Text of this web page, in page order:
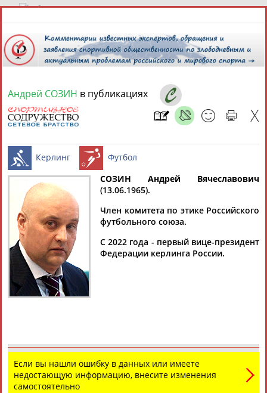
9 августа 2026 года,13:35
Найдено: 13181 Расширенный поиск
Аслаудин
АБАЕВ
Елена
АБАИМОВА
Мария
АБАКУМОВА
АБАЛАКИНА
Дмитрий
АБАРЕНОВ
Тамилла
АБАСОВА
АББАТЕ-
БУЛАТОВА
АББЯСОВА
АБДИКАРИМОВААБДРАХМАНОВ
Андрей СОЗИН в публикациях
Керлинг Футбол
СОЗИН Андрей Вячеславович
(13.06.1965).
Член комитета по этике Российского
футбольного союза.
С 2022 года - первый вице-президент
Федерации керлинга России.
Если вы нашли ошибку в данных или имеете
недостающую информацию, внесите изменения
самостоятельно